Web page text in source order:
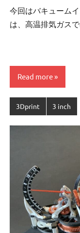
今回はバキューム
は、高温排気ガス
Read more
3Dprint 3 inch